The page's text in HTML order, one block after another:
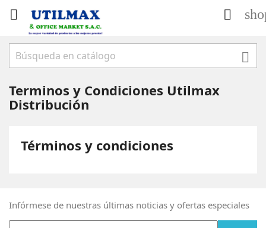
 

Terminos y Condiciones Utilmax
Distribución
Términos y condiciones
Infórmese de nuestras últimas noticias y ofertas especiales